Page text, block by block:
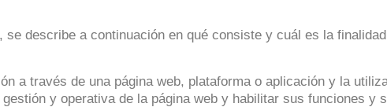
describe a continuación en qué consiste y cuál es la
a través de una página web, plataforma o aplicación y la
y operativa de la página web y habilitar sus funciones y